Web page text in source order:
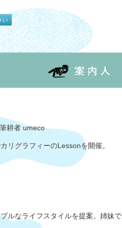
い
耕者 umeco
リグラフィーのLessonを開催。
ルなライフスタイルを提案。姉妹